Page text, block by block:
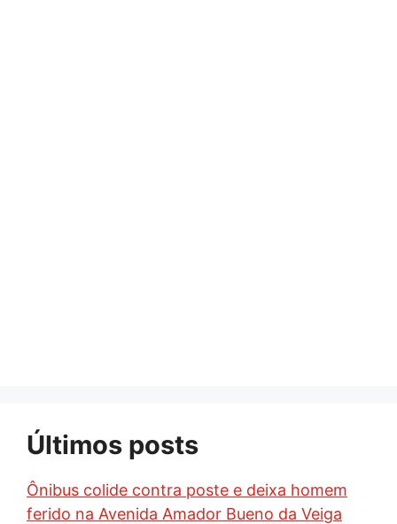
Últimos posts
Ônibus colide contra poste e deixa homem
ferido na Avenida Amador Bueno da Veiga